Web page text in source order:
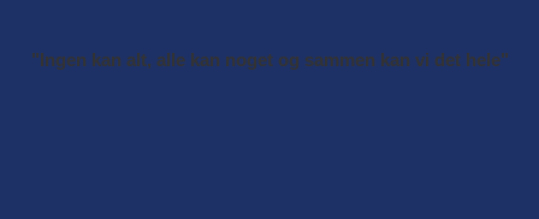
"Ingen kan alt, alle kan noget og sammen kan vi det hele"